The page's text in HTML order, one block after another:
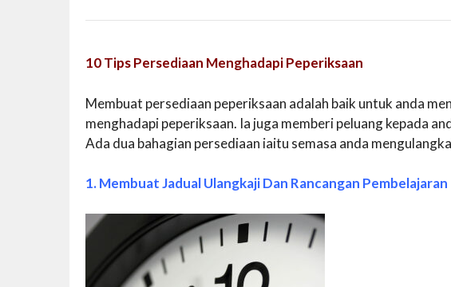
10 Tips Persediaan Menghadapi Peperiksaan
Membuat persediaan peperiksaan adalah baik untuk anda
menghadapi peperiksaan. Ia juga memberi peluang kepada
Ada dua bahagian persediaan iaitu semasa anda
1. Membuat Jadual Ulangkaji Dan Rancangan Pembelajaran